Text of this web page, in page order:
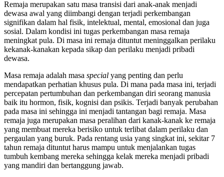
Remaja merupakan satu masa transisi dari anak-anak menjadi
dewasa awal yang diimbangi dengan terjadi perkembangan
signifikan dalam hal fisik, intelektual, mental, emosional dan juga
sosial. Dalam kondisi ini tugas perkembangan masa remaja
meningkat pula. Di masa ini remaja dituntut meninggalkan perilaku
kekanak-kanakan kepada sikap dan perilaku menjadi pribadi
dewasa.
Masa remaja adalah masa special yang penting dan perlu
mendapatkan perhatian khusus pula. Di mana pada masa ini, terjadi
percepatan pertumbuhan dan perkembangan diri seorang manusia
baik itu hormon, fisik, kognisi dan psikis. Terjadi banyak perubahan
pada masa ini sehingga ini menjadi tantangan bagi remaja. Masa
remaja juga merupakan masa peralihan dari kanak-kanak ke remaja
yang membuat mereka berisiko untuk terlibat dalam perilaku dan
pergaulan yang buruk. Pada rentang usia yang singkat ini, sekitar 7
tahun remaja dituntut harus mampu untuk menjalankan tugas
tumbuh kembang mereka sehingga kelak mereka menjadi pribadi
yang mandiri dan bertanggung jawab.